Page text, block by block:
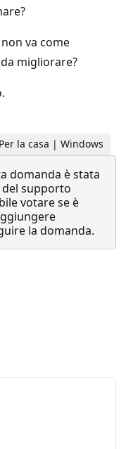
va come
migliorare?
la casa | Windows
domanda è stata
supporto
votare se è
la domanda.